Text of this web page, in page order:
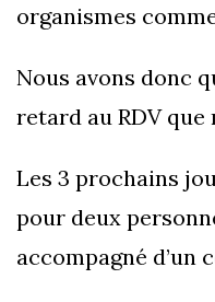
organismes
Nous avons donc
retard au RDV que
Les 3 prochains
pour deux
accompagné d’un